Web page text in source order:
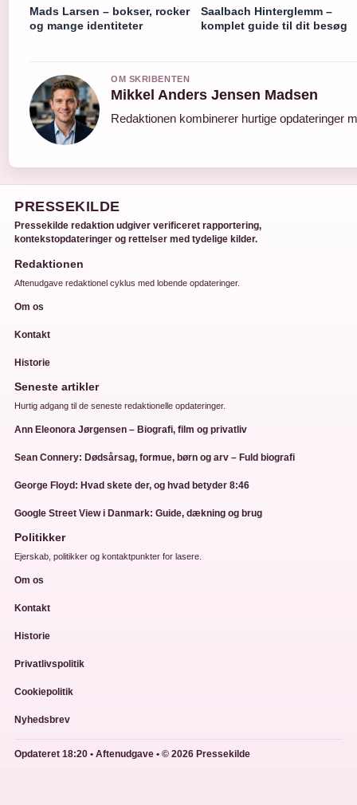
Mads Larsen – bokser, rocker
og mange identiteter
Saalbach Hinterglemm –
komplet guide til dit besøg
OM SKRIBENTEN
Mikkel Anders Jensen Madsen
Redaktionen kombinerer hurtige opdateringer
PRESSEKILDE
Pressekilde redaktion udgiver verificeret rapportering,
kontekstopdateringer og rettelser med tydelige kilder.
Redaktionen
Aftenudgave redaktionel cyklus med lobende opdateringer.
Om os
Kontakt
Historie
Seneste artikler
Hurtig adgang til de seneste redaktionelle opdateringer.
Ann Eleonora Jørgensen – Biografi, film og privatliv
Sean Connery: Dødsårsag, formue, børn og arv – Fuld biografi
George Floyd: Hvad skete der, og hvad betyder 8:46
Google Street View i Danmark: Guide, dækning og brug
Politikker
Ejerskab, politikker og kontaktpunkter for lasere.
Om os
Kontakt
Historie
Privatlivspolitik
Cookiepolitik
Nyhedsbrev
Opdateret 18:20 • Aftenudgave • © 2026 Pressekilde